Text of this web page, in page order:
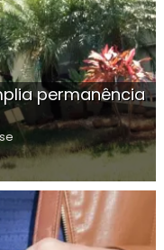
permanência